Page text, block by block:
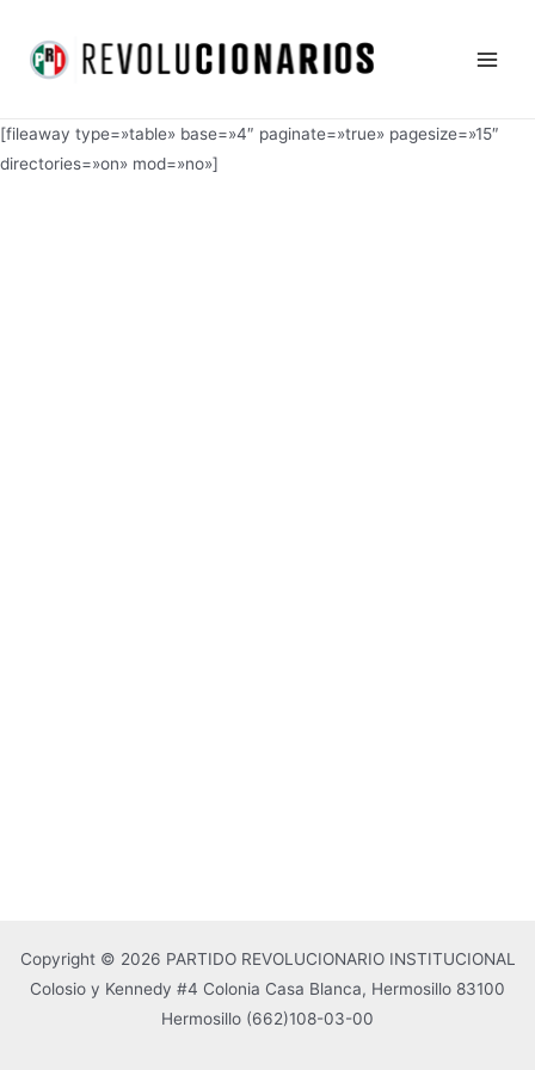
contenido
[fileaway type=»table» base=»4″ paginate=»true» pagesize=»15″
directories=»on» mod=»no»]
Copyright © 2026 PARTIDO REVOLUCIONARIO INSTITUCIONAL
Colosio y Kennedy #4 Colonia Casa Blanca, Hermosillo 83100
Hermosillo (662)108-03-00